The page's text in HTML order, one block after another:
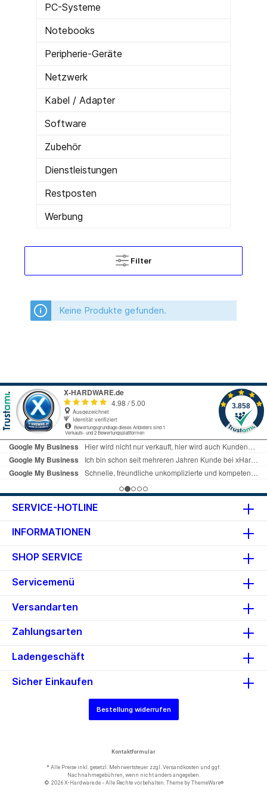
PC-Systeme
Notebooks
Peripherie-Geräte
Netzwerk
Kabel / Adapter
Software
Zubehör
Dienstleistungen
Restposten
Werbung
Filter
Keine Produkte gefunden.
SERVICE-HOTLINE
INFORMATIONEN
SHOP SERVICE
Servicemenü
Versandarten
Zahlungsarten
Ladengeschäft
Sicher Einkaufen
Bestellung widerrufen
Kontaktformular
* Alle Preise inkl. gesetzl. Mehrwertsteuer zzgl. Versandkosten und ggf.
Nachnahmegebühren, wenn nicht anders angegeben.
© 2026 X-Hardware.de - Alle Rechte vorbehalten. Theme byThemeWare®